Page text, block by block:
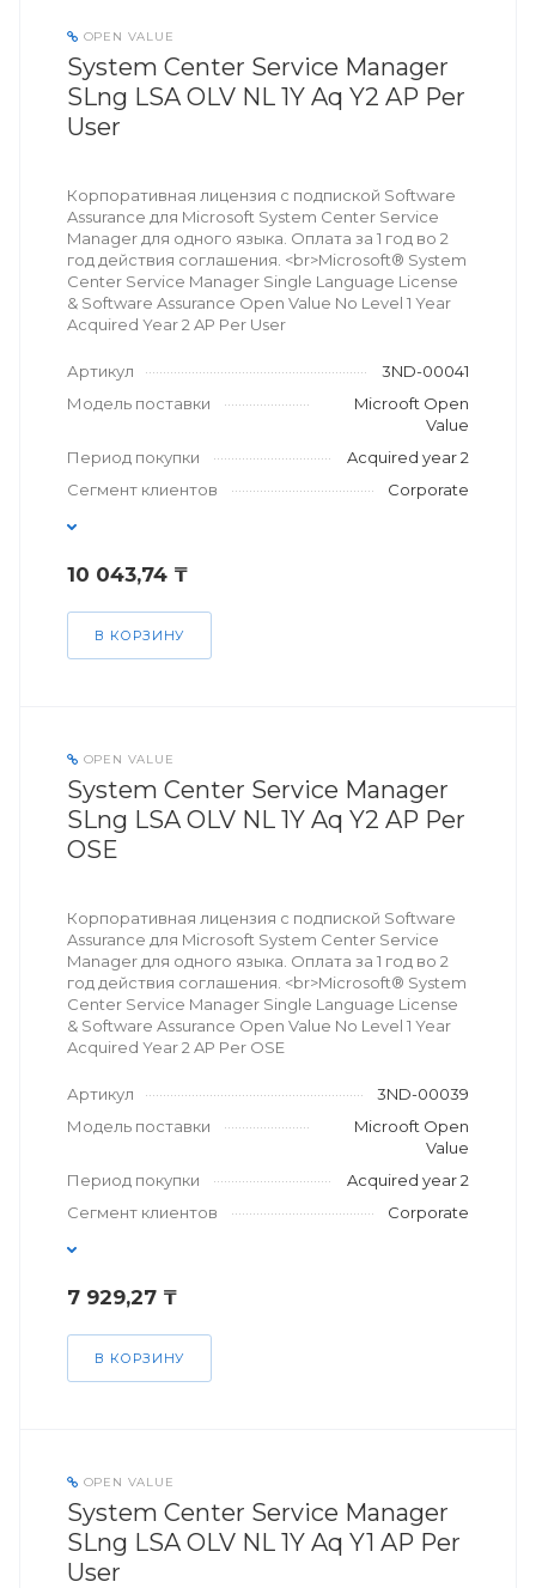
OPEN VALUE
System Center Service Manager
SLng LSA OLV NL 1Y Aq Y2 AP Per
User
Корпоративная лицензия с подпиской Software
Assurance для Microsoft System Center Service
Manager для одного языка. Оплата за 1 год во 2
год действия соглашения. <br>Microsoft® System
Center Service Manager Single Language License
& Software Assurance Open Value No Level 1 Year
Acquired Year 2 AP Per User
Артикул
3ND-00041
Модель поставки
Microoft Open
Value
Период покупки
Acquired year 2
Сегмент клиентов
Corporate
10 043,74 ₸
В КОРЗИНУ
OPEN VALUE
System Center Service Manager
SLng LSA OLV NL 1Y Aq Y2 AP Per
OSE
Корпоративная лицензия с подпиской Software
Assurance для Microsoft System Center Service
Manager для одного языка. Оплата за 1 год во 2
год действия соглашения. <br>Microsoft® System
Center Service Manager Single Language License
& Software Assurance Open Value No Level 1 Year
Acquired Year 2 AP Per OSE
Артикул
3ND-00039
Модель поставки
Microoft Open
Value
Период покупки
Acquired year 2
Сегмент клиентов
Corporate
7 929,27 ₸
В КОРЗИНУ
OPEN VALUE
System Center Service Manager
SLng LSA OLV NL 1Y Aq Y1 AP Per
User